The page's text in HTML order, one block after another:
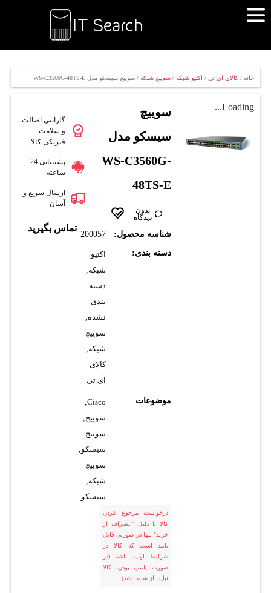
خانه/ کالای آی تی/ اکتیو شبکه/ سوییچ شبکه/ سوييچ سيسکو مدل WS-C3560G-48TS-E
Loading...
سوييچ
سيسکو مدل
WS-C3560G-
48TS-E
بدون
دیدگاه
شناسه محصول: 200057
دسته بندی:
اکتیو
شبکه,
دسته
بندی
نشده,
سوییچ
شبکه,
کالای
آی تی
موضوعات Cisco
,
سوییچ,
سوییچ
سیسکو,
سوییچ
شبکه,
سیسکو
درخواست مرجوع کردن
کالا با دلیل "انصراف از
خرید" تنها در صورتی قابل
تایید است که کالا در
شرایط اولیه باشد (در
صورت پلمپ بودن، کالا
نباید باز شده باشد).
گارانتی اصالت
و سلامت
فیزیکی کالا
پشتیبانی 24
ساعته
ارسال سریع و
آسان
تماس بگیرید